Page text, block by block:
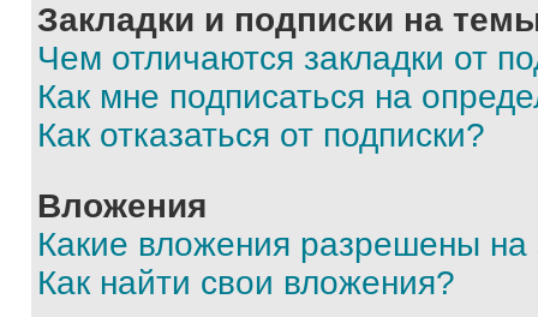
Закладки и подписки на
Чем отличаются закладки от
Как мне подписаться на
Как отказаться от подписки?
Вложения
Какие вложения разрешены
Как найти свои вложения?